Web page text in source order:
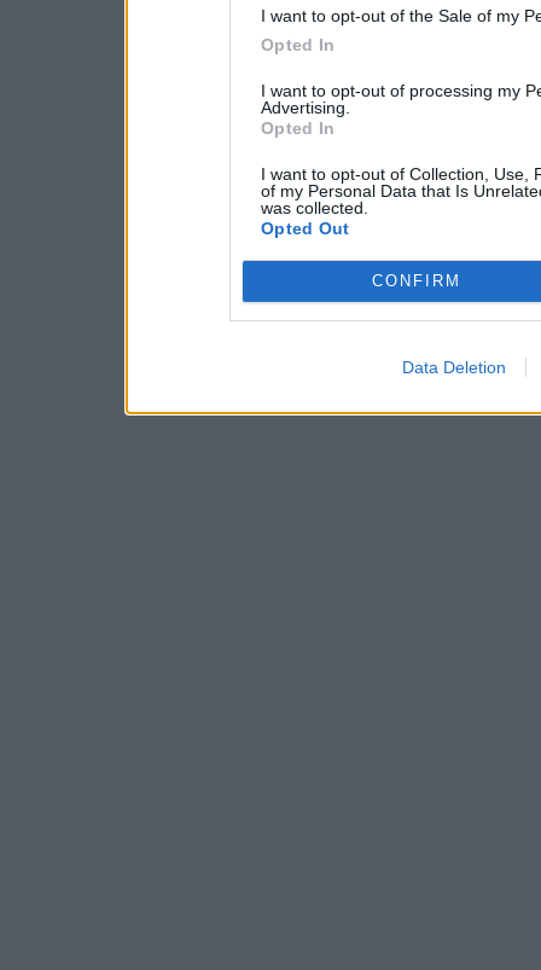
I want to opt-out of the Sale of my
Opted In
I want to opt-out of processing my
Advertising.
Opted In
I want to opt-out of Collection, Use,
of my Personal Data that Is
was collected.
Opted Out
CONFIRM
Data Deletion